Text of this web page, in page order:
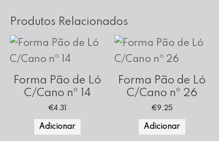
Produtos Relacionados
Forma Pão de Ló
C/Cano nº 14
€4.31
Adicionar
Forma Pão de Ló
C/Cano nº 26
€9.25
Adicionar